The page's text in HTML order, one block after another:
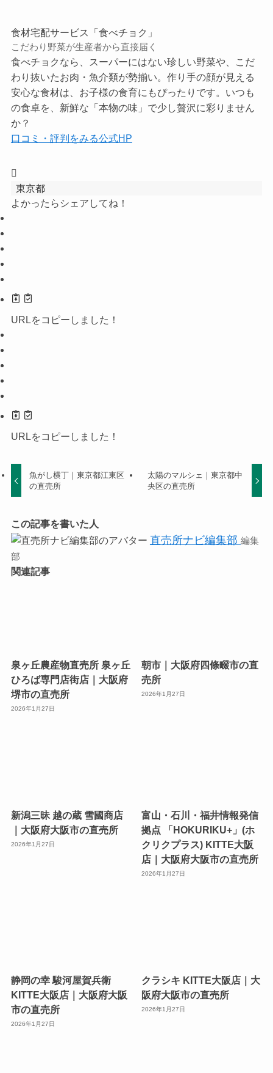
食材宅配サービス「食べチョク」
こだわり野菜が生産者から直接届く
食べチョクなら、スーパーにはない珍しい野菜や、こだ
わり抜いたお肉・魚介類が勢揃い。作り手の顔が見える
安心な食材は、お子様の食育にもぴったりです。いつも
の食卓を、新鮮な「本物の味」で少し贅沢に彩りません
か？
口コミ・評判をみる公式HP
東京都
よかったらシェアしてね！
URLをコピーしました！
URLをコピーしました！
魚がし横丁｜東京都江東区
の直売所
太陽のマルシェ｜東京都中
央区の直売所
この記事を書いた人
直売所ナビ編集部 編集
部
関連記事
泉ヶ丘農産物直売所 泉ヶ丘
ひろば専門店街店｜大阪府
堺市の直売所
2026年1月27日
朝市｜大阪府四條畷市の直
売所
2026年1月27日
新潟三昧 越の蔵 雪國商店
｜大阪府大阪市の直売所
2026年1月27日
富山・石川・福井情報発信
拠点 「HOKURIKU+」(ホ
クリクプラス) KITTE大阪
店｜大阪府大阪市の直売所
2026年1月27日
静岡の幸 駿河屋賀兵衛
KITTE大阪店｜大阪府大阪
市の直売所
2026年1月27日
クラシキ KITTE大阪店｜大
阪府大阪市の直売所
2026年1月27日